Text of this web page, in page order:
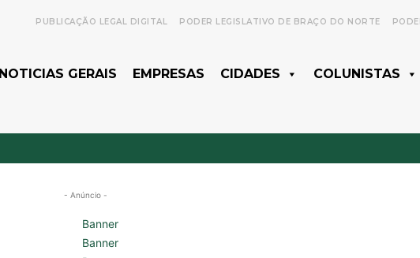
PUBLICAÇÃO LEGAL DIGITAL PODER LEGISLATIVO DE BRAÇO DO NORTE
NOTICIAS GERAIS EMPRESAS CIDADES COLUNISTAS
- Anúncio -